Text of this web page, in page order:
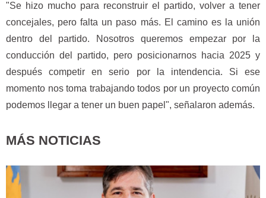
"Se hizo mucho para reconstruir el partido, volver a tener
concejales, pero falta un paso más. El camino es la unión
dentro del partido. Nosotros queremos empezar por la
conducción del partido, pero posicionarnos hacia 2025 y
después competir en serio por la intendencia. Si ese
momento nos toma trabajando todos por un proyecto común
podemos llegar a tener un buen papel", señalaron además.
MÁS NOTICIAS